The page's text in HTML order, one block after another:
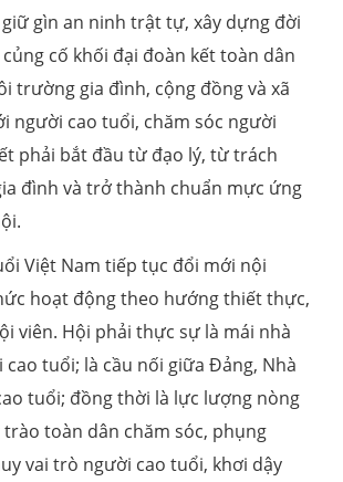
gìn an ninh trật tự, xây dựng đời
cố khối đại đoàn kết toàn dân
trường gia đình, cộng đồng và xã
người cao tuổi, chăm sóc người
phải bắt đầu từ đạo lý, từ trách
đình và trở thành chuẩn mực ứng
Việt Nam tiếp tục đổi mới nội
hoạt động theo hướng thiết thực,
viên. Hội phải thực sự là mái nhà
cao tuổi; là cầu nối giữa Đảng, Nhà
tuổi; đồng thời là lực lượng nòng
toàn dân chăm sóc, phụng
vai trò người cao tuổi, khơi dậy